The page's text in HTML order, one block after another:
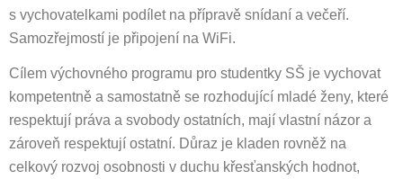
s vychovatelkami podílet na přípravě snídaní a večeří.
Samozřejmostí je připojení na WiFi.
Cílem výchovného programu pro studentky SŠ je vychovat
kompetentně a samostatně se rozhodující mladé ženy, které
respektují práva a svobody ostatních, mají vlastní názor a
zároveň respektují ostatní. Důraz je kladen rovněž na
celkový rozvoj osobnosti v duchu křesťanských hodnot,